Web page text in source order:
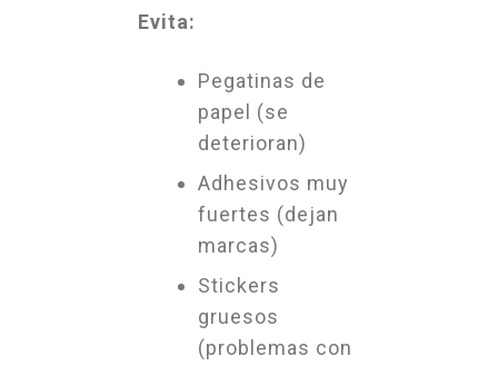
Evita:
Pegatinas de
papel (se
deterioran)
Adhesivos muy
fuertes (dejan
marcas)
Stickers
gruesos
(problemas con